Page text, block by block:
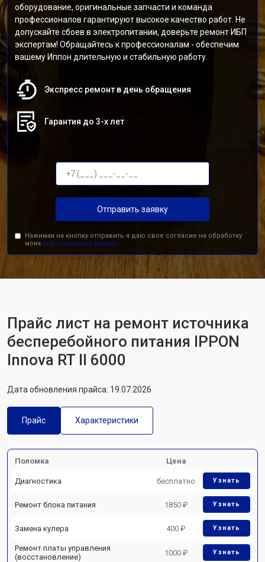
оборудование, оригинальные запчасти и команда
профессионалов гарантируют высокое качество работ. Не
допускайте сбоев в электропитании, доверьте ремонт ИБП
экспертам! Обращайтесь к профессионалам - обеспечим
вашему Иппон длительную и стабильную работу.
Экспресс ремонт в день обращения
Гарантия до 3-х лет
Отправить заявку
Нажимая на кнопку отправить я даю свое согласие на обработку
моих персональных данных.
Прайс лист на ремонт источника
бесперебойного питания IPPON
Innova RT II 6000
Дата обновления прайса: 19.07.2026
Прайс Характеристики
Поломка Цена
Диагностика бесплатно Узнать
Ремонт блока питания 1850 ₽ Узнать
Замена кулера 400 ₽ Узнать
Ремонт платы управления
(восстановление)
1000 ₽ Узнать